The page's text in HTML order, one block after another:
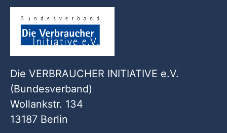
Die VERBRAUCHER INITIATIVE e.V.
(Bundesverband)
Wollankstr. 134
13187 Berlin